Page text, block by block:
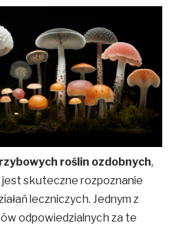
roślin ozdobnych,
skuteczne rozpoznanie
leczniczych. Jednym z
odpowiedzialnych za te